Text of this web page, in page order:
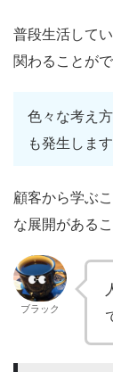
普段生活して
関わることが
色々な考え
も発生します
顧客から学ぶ
な展開があるこ
ブラック